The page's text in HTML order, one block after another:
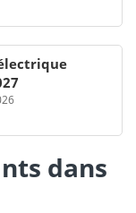
dans